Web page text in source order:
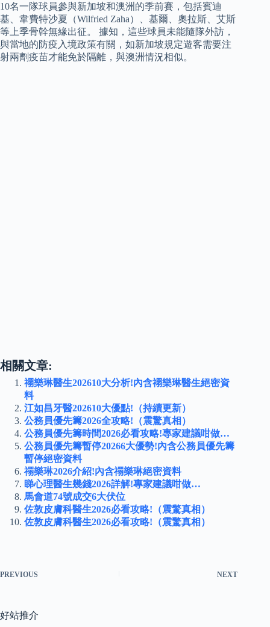
10名一隊球員參與新加坡和澳洲的季前賽，包括賓迪
基、韋費特沙夏（Wilfried Zaha）、基爾、奧拉斯、艾斯
等上季骨幹無緣出征。 據知，這些球員未能隨隊外訪，
與當地的防疫入境政策有關，如新加坡規定遊客需要注
射兩劑疫苗才能免於隔離，與澳洲情況相似。
相關文章:
禤樂琳醫生202610大分析!內含禤樂琳醫生絕密資
料
江如昌牙醫202610大優點!（持續更新）
公務員優先籌2026全攻略!（震驚真相）
公務員優先籌時間2026必看攻略!專家建議咁做…
公務員優先籌暫停20266大優勢!內含公務員優先籌
暫停絕密資料
禤樂琳2026介紹!內含禤樂琳絕密資料
睇心理醫生幾錢2026詳解!專家建議咁做…
馬會道74號成交6大伏位
佐敦皮膚科醫生2026必看攻略!（震驚真相）
佐敦皮膚科醫生2026必看攻略!（震驚真相）
PREVIOUS NEXT
好站推介